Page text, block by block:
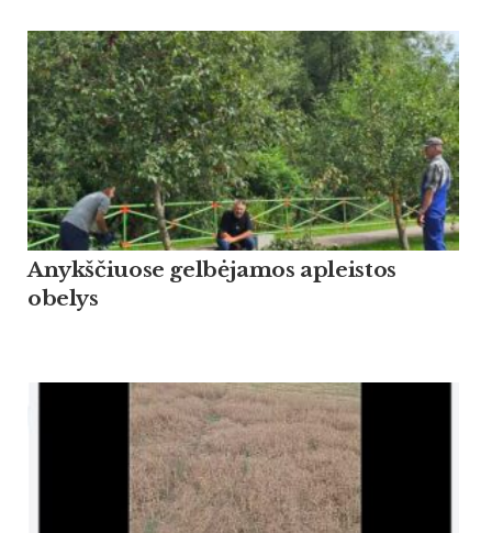
Anykščiuose gelbėjamos apleistos
obelys